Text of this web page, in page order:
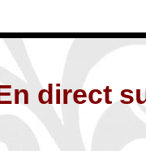
direct